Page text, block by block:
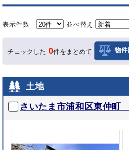
表示件数 並べ替え
チェックした 0件をまとめて 物件
土地
さいたま市浦和区東仲